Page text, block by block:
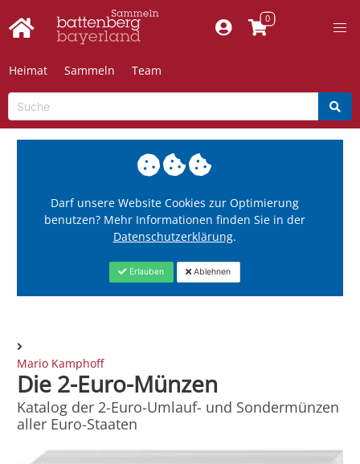
Heimat Sammeln Team
Darf unsere Website Cookies zur Optimierung
benutzen? Mehr Informationen finden Sie in der
Datenschutzerklärung.
Erlauben Ablehnen
Mario Kamphoff
Die 2-Euro-Münzen
Katalog der 2-Euro-Umlauf- und Sondermünzen
aller Euro-Staaten